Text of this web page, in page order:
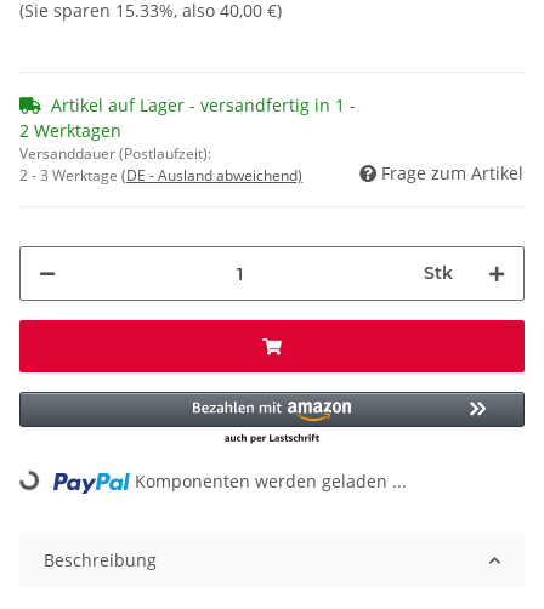
(Sie sparen 15.33%, also 40,00 €)
Artikel auf Lager - versandfertig in 1 -
2 Werktagen
Versanddauer (Postlaufzeit):
2 - 3 Werktage (DE - Ausland abweichend) Frage zum Artikel
Stk
Loading... Komponenten werden geladen ...
Beschreibung